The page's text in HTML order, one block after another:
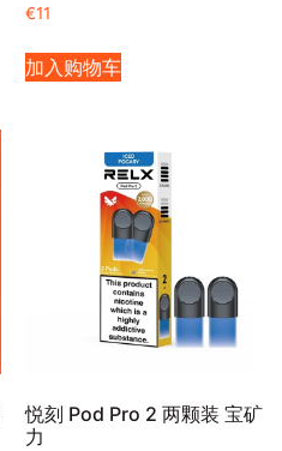
€11
加入购物车
悦刻 Pod Pro 2 两颗装 宝矿
力